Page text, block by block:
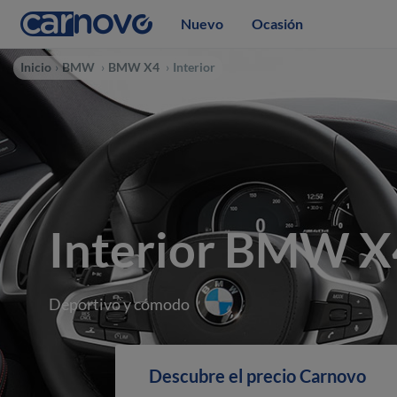
Nuevo Ocasión
Inicio BMW BMW X4 Interior
Interior BMW
Deportivo y cómodo
Descubre el precio Carnovo